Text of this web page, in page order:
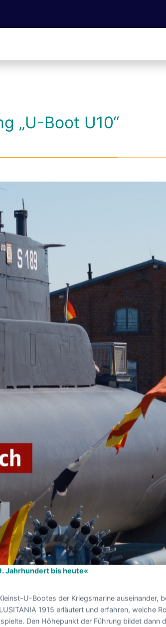
„U-Boot U10“
Jahrhundert bis heute«
U-Bootes der Kriegsmarine auseinander,
1915 erläutert und erfahren, welche
Den Höhepunkt der Führung bildet dann